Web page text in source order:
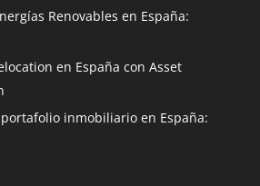
Renovables en España:
en España con Asset
inmobiliario en España: